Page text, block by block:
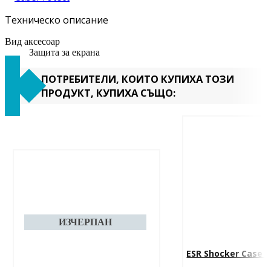
Техническо описание
Вид аксесоар
Защита за екрана
ПОТРЕБИТЕЛИ, КОИТО КУПИХА ТОЗИ
ПРОДУКТ, КУПИХА СЪЩО:
ESR Shocker Case